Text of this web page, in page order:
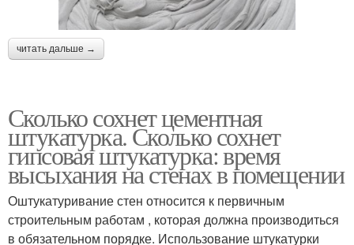
читать дальше →
Сколько сохнет цементная
штукатурка. Сколько сохнет
гипсовая штукатурка: время
высыхания на стенах в помещении
Оштукатуривание стен относится к первичным
строительным работам , которая должна производиться
в обязательном порядке. Использование штукатурки